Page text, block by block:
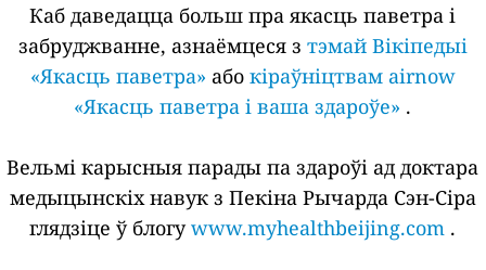
Каб даведацца больш пра якасць паветра і
забруджванне, азнаёмцеся з тэмай Вікіпедыі
«Якасць паветра» або кіраўніцтвам airnow
«Якасць паветра і ваша здароўе» .
Вельмі карысныя парады па здароўі ад доктара
медыцынскіх навук з Пекіна Рычарда Сэн-Сіра
глядзіце ў блогуwww.myhealthbeijing.com .